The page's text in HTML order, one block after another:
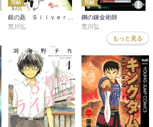
完結
荒川弘
完結
鋼の錬金術師
荒川弘
もっと見る